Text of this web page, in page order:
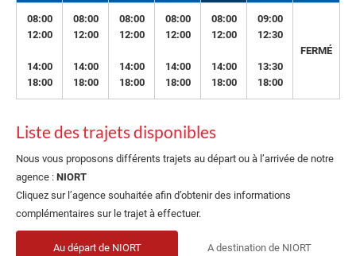
08:00
12:00
14:00
18:00
08:00
12:00
14:00
18:00
08:00
12:00
14:00
18:00
08:00
12:00
14:00
18:00
08:00
12:00
14:00
18:00
09:00
12:30
13:30
18:00
FERMÉ
Liste des trajets disponibles
Nous vous proposons différents trajets au départ ou à l’arrivée de notre
agence : NIORT
Cliquez sur l’agence souhaitée afin d’obtenir des informations
complémentaires sur le trajet à effectuer.
Au départ de NIORT A destination de NIORT